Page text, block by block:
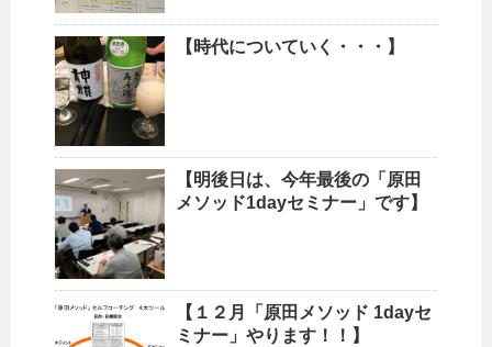
【時代についていく・・・】
【明後日は、今年最後の「原田
メソッド1dayセミナー」です】
【１２月「原田メソッド 1dayセ
ミナー」やります！！】